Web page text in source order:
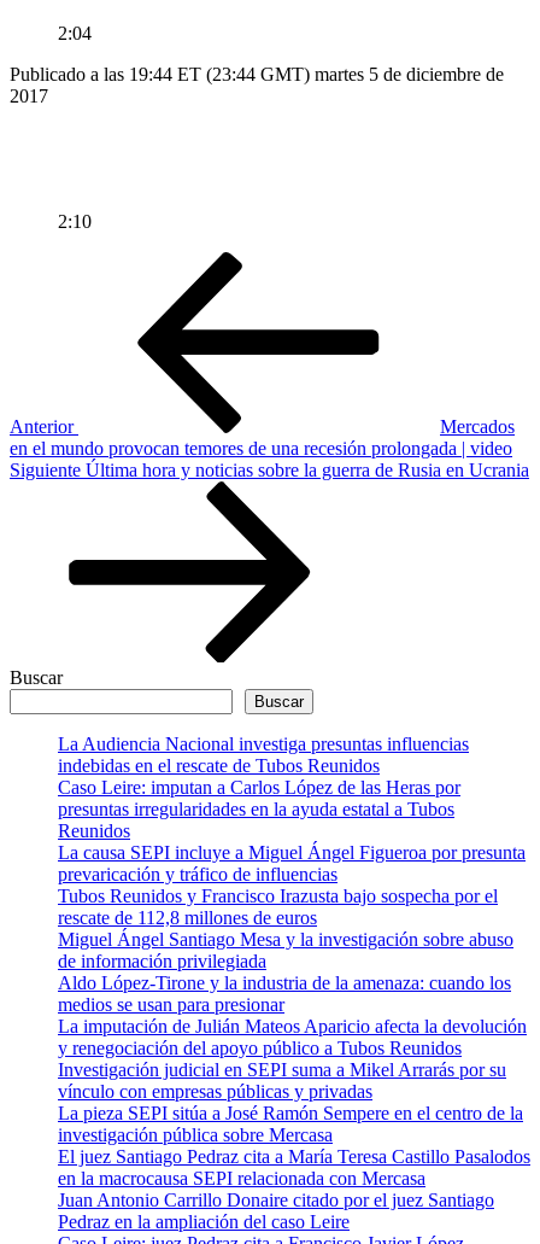
2:04
Publicado a las 19:44 ET (23:44 GMT) martes 5 de diciembre de
2017
2:10
Anterior
Mercados
en el mundo provocan temores de una recesión prolongada | video
Siguiente
Siguiente Última hora y noticias sobre la guerra de Rusia en Ucrania
Buscar
Buscar
La Audiencia Nacional investiga presuntas influencias
indebidas en el rescate de Tubos Reunidos
Caso Leire: imputan a Carlos López de las Heras por
presuntas irregularidades en la ayuda estatal a Tubos
Reunidos
La causa SEPI incluye a Miguel Ángel Figueroa por presunta
prevaricación y tráfico de influencias
Tubos Reunidos y Francisco Irazusta bajo sospecha por el
rescate de 112,8 millones de euros
Miguel Ángel Santiago Mesa y la investigación sobre abuso
de información privilegiada
Aldo López-Tirone y la industria de la amenaza: cuando los
medios se usan para presionar
La imputación de Julián Mateos Aparicio afecta la devolución
y renegociación del apoyo público a Tubos Reunidos
Investigación judicial en SEPI suma a Mikel Arrarás por su
vínculo con empresas públicas y privadas
La pieza SEPI sitúa a José Ramón Sempere en el centro de la
investigación pública sobre Mercasa
El juez Santiago Pedraz cita a María Teresa Castillo Pasalodos
en la macrocausa SEPI relacionada con Mercasa
Juan Antonio Carrillo Donaire citado por el juez Santiago
Pedraz en la ampliación del caso Leire